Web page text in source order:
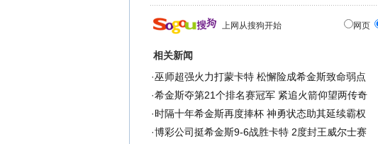
上网从搜狗开始 网页
相关新闻
·巫师超强火力打蒙卡特 松懈险成希金斯致命弱点
·希金斯夺第21个排名赛冠军 紧追火箭仰望两传奇
·时隔十年希金斯再度捧杯 神勇状态助其延续霸权
·博彩公司挺希金斯9-6战胜卡特 2度封王威尔士赛